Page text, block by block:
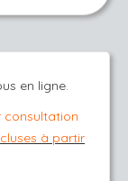
en ligne.
consultation
à partir